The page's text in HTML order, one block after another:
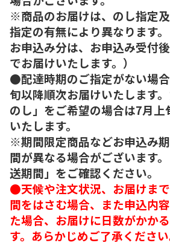
※商品のお届けは、のし指定
指定の有無により異なります
お申込み分は、お申込み受付
でお届けいたします。）
●配達時期のご指定がない場
旬以降順次お届けいたします
のし」をご希望の場合は7月上
いたします。
※期間限定商品などお申込み
間が異なる場合がございます
送期間」をご確認ください。
●天候や注文状況、お届けま
間をはさむ場合、また申込内
た場合、お届けに日数がかか
す。あらかじめご了承ください